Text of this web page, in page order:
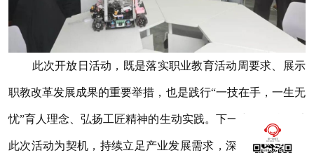
此次开放日活动，既是落实职业教育活动周要求、展示
职教改革发展成果的重要举措，也是践行“一技在手，一生无
忧”育人理念、弘扬工匠精神的生动实践。下一步，学校将以
此次活动为契机，持续立足产业发展需求，深化产教融合、
周一到周五
09:00-17:30